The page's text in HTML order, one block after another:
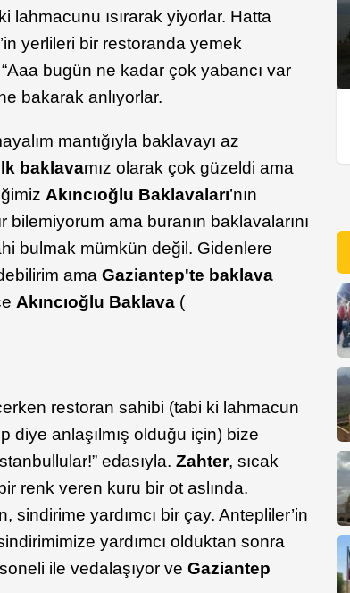
lahmacunu ısırarak yiyorlar. Hatta
yerlileri bir restoranda yemek
bugün ne kadar çok yabancı var
bakarak anlıyorlar.
mantığıyla baklavayı az
baklavamız olarak çok güzeldi ama
Akıncıoğlu Baklavaları’nın
bilemiyorum ama buranın baklavalarını
bulmak mümkün değil. Gidenlere
amaGaziantep'te baklava
Akıncıoğlu Baklava (
restoran sahibi (tabi ki lahmacun
diye anlaşılmış olduğu için) bize
edasıyla.Zahter, sıcak
renk veren kuru bir ot aslında.
yardımcı bir çay. Antepliler’in
yardımcı olduktan sonra
ile vedalaşıyor veGaziantep